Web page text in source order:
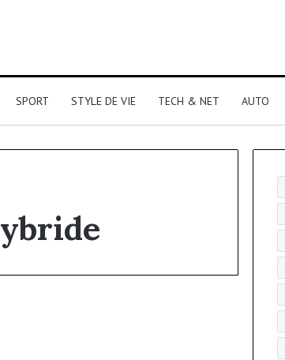
SPORT STYLE DE VIE TECH & NET AUTO